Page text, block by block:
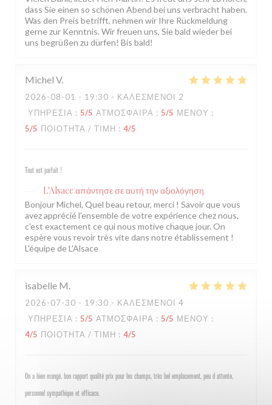
dass Sie einen so schönen Abend bei uns verbracht haben.
Was den Preis betrifft, nehmen wir Ihre Rückmeldung
gerne zur Kenntnis. Wir freuen uns, Sie bald wieder bei
uns begrüßen zu dürfen! Bis bald!
Michel V
2026-08-01 - 19:30 - ΚΑΛΕΣΜΈΝΟΙ 2
ΥΠΗΡΕΣΊΑ : 5/5 ΑΤΜΌΣΦΑΙΡΑ : 5/5 ΜΕΝΟΎ :
5/5 ΠΟΙΌΤΗΤΑ / ΤΙΜΉ : 4/5
Tout est parfait !
L'Alsace απάντησε σε αυτή την αξιολόγηση
Bonjour Michel, Quel beau retour, merci ! Savoir que vous
avez apprécié l'ensemble de votre expérience chez nous,
c'est exactement ce qui nous motive chaque jour. On
espère vous revoir très vite dans notre établissement !
L'équipe de L'Alsace
isabelle M
2026-07-30 - 19:30 - ΚΑΛΕΣΜΈΝΟΙ 4
ΥΠΗΡΕΣΊΑ : 5/5 ΑΤΜΌΣΦΑΙΡΑ : 5/5 ΜΕΝΟΎ :
4/5 ΠΟΙΌΤΗΤΑ / ΤΙΜΉ : 4/5
On a bien mangé, bon rapport qualité prix pour les champs, très bel emplacement, peu d attente,
personnel sympathique et efficace.